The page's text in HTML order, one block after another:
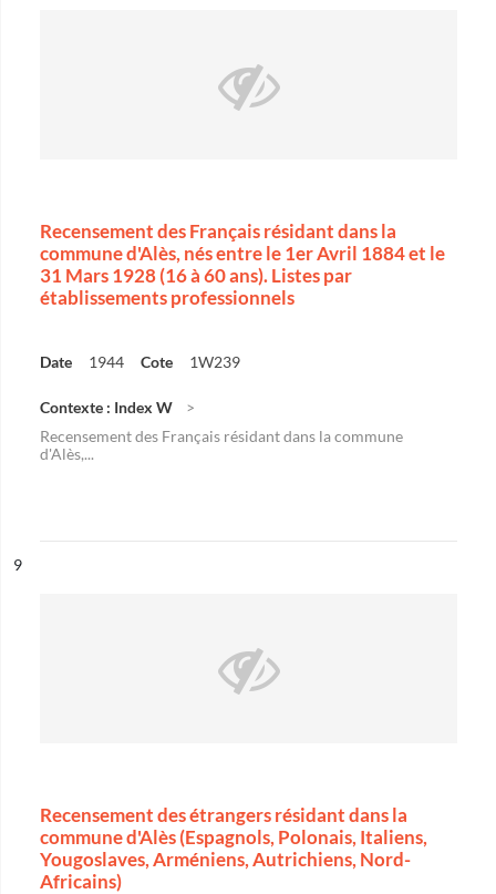
Recensement des Français résidant dans la
commune d'Alès, nés entre le 1er Avril 1884 et le
31 Mars 1928 (16 à 60 ans). Listes par
établissements professionnels
Date 1944 Cote 1W239
Contexte : Index W
Recensement des Français résidant dans la commune
d'Alès,...
n°
9
Recensement des étrangers résidant dans la
commune d'Alès (Espagnols, Polonais, Italiens,
Yougoslaves, Arméniens, Autrichiens, Nord-
Africains)